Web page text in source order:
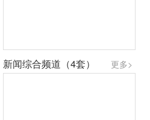
更多>
新闻综合频道（4套）